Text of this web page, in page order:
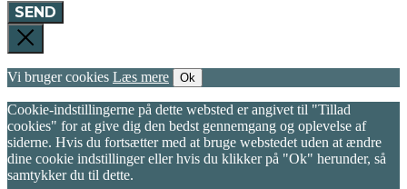
SEND
Vi bruger cookies Læs mere Ok
Cookie-indstillingerne på dette websted er angivet til "Tillad
cookies" for at give dig den bedst gennemgang og oplevelse af
siderne. Hvis du fortsætter med at bruge webstedet uden at ændre
dine cookie indstillinger eller hvis du klikker på "Ok" herunder, så
samtykker du til dette.